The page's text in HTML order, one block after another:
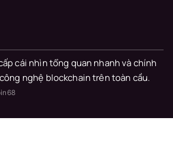
cái nhìn tổng quan nhanh và chính
nghệ blockchain trên toàn cầu.